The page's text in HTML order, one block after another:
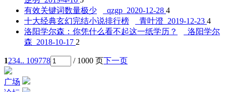
有效关键词数量极少
qzgp 2020-12-28 4
十大经典玄幻完结小说排行榜
青叶澄 2019-12-23 4
洛阳学尔森：你凭什么看不起这一纸学历？
洛阳学尔
森 2018-10-17 2
1234.. 109778 / 1000 页下一页
广场